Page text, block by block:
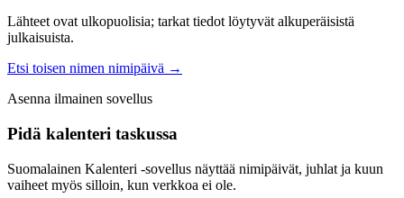
Lähteet ovat ulkopuolisia; tarkat tiedot löytyvät alkuperäisistä
julkaisuista.
Etsi toisen nimen nimipäivä →
Asenna ilmainen sovellus
Pidä kalenteri taskussa
Suomalainen Kalenteri ‑sovellus näyttää nimipäivät, juhlat ja kuun
vaiheet myös silloin, kun verkkoa ei ole.